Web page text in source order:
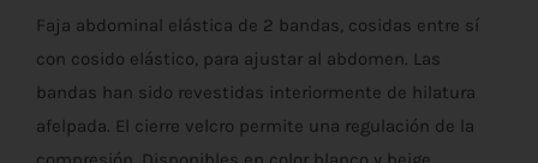
precios:
desde
€16,10
Faja abdominal elástica de 2 bandas, cosidas entre sí
con cosido elástico, para ajustar al abdomen. Las
bandas han sido revestidas interiormente de hilatura
afelpada. El cierre velcro permite una regulación de la